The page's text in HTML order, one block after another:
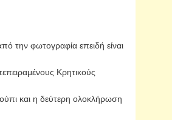
την φωτογραφία επειδή είναι
Κρητικούς
και η δεύτερη ολοκλήρωση